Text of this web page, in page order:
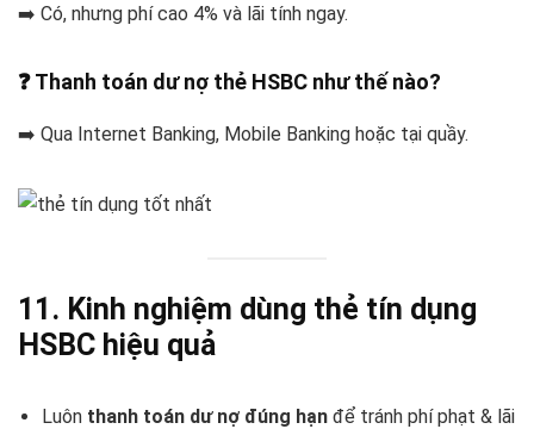
➡️ Có, nhưng phí cao 4% và lãi tính ngay.
❓ Thanh toán dư nợ thẻ HSBC như thế nào?
➡️ Qua Internet Banking, Mobile Banking hoặc tại quầy.
11. Kinh nghiệm dùng thẻ tín dụng
HSBC hiệu quả
Luôn thanh toán dư nợ đúng hạn để tránh phí phạt & lãi